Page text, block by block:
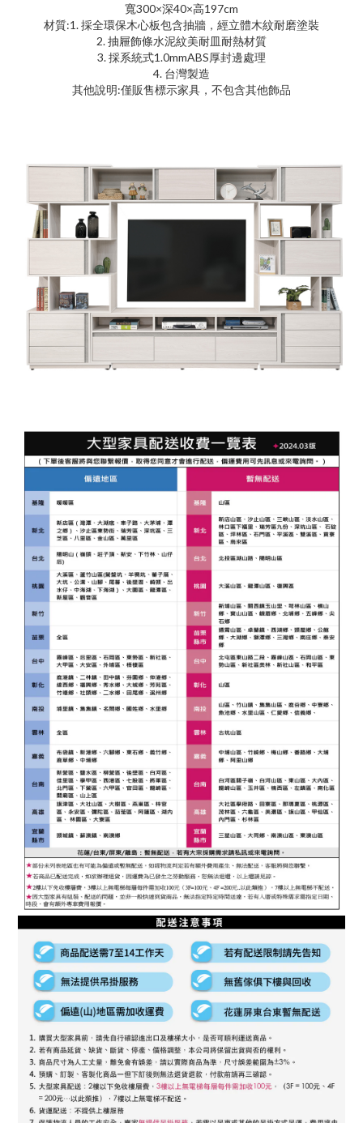
寬300×深40×高197cm
材質:1. 採全環保木心板包含抽牆，經立體木紋耐磨塗裝
2. 抽屜飾條水泥紋美耐皿耐熱材質
3. 採系統式1.0mmABS厚封邊處理
4. 台灣製造
其他說明:僅販售標示家具，不包含其他飾品